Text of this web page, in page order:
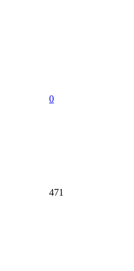
0
471